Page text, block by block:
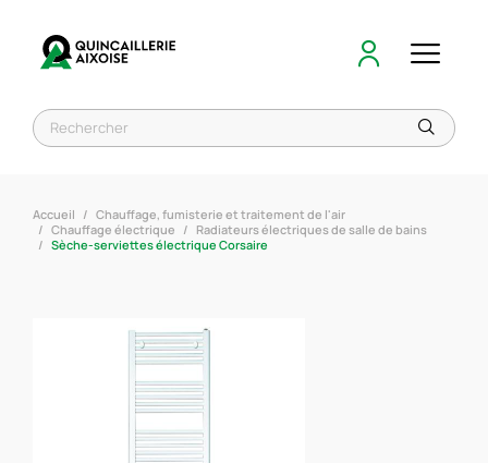
Accueil
Chauffage, fumisterie et traitement de l'air
Chauffage électrique
Radiateurs électriques de salle de bains
Sèche-serviettes électrique Corsaire